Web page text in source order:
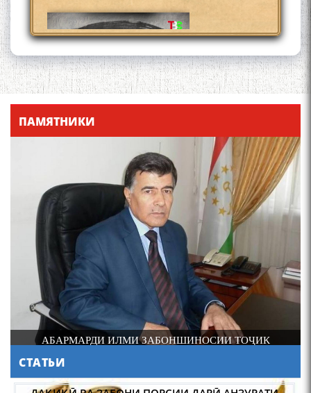
Қадамҷо - Лоҳутӣ
4-уми декабр- зодрӯзи
шоири абадзинда Абулқосим
Лоҳутӣ
АБУЛҚОСИМ ЛОҲУТӢ /
ПАМЯТНИКИ
АБАРМАРДИ ИЛМИ ЗАБОНШИНОСИИ ТОҶИК
СТАТЬИ